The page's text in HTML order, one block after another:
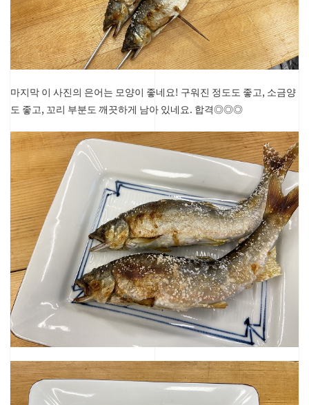
마지막 이 사진의 은어는 모양이 좋네요! 구워진 정도도 좋고, 소금양
도 좋고, 꼬리 부분도 깨끗하게 남아 있네요. 합격◎◎◎